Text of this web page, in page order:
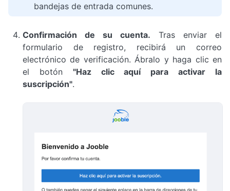
bandejas de entrada comunes.
Confirmación de su cuenta. Tras enviar el
formulario de registro, recibirá un correo
electrónico de verificación. Ábralo y haga clic en
el botón "Haz clic aquí para activar la
suscripción".